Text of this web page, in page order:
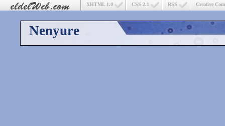
Creative
RSS
CSS 2.1
XHTML 1.0
Nenyure